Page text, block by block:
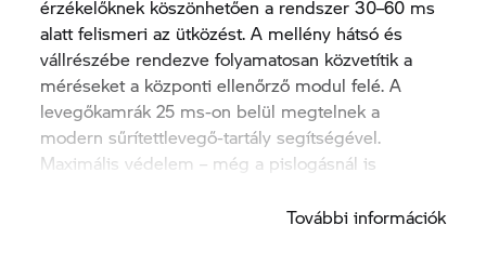
érzékelőknek köszönhetően a rendszer 30–60 ms
alatt felismeri az ütközést. A mellény hátsó és
vállrészébe rendezve folyamatosan közvetítik a
méréseket a központi ellenőrző modul felé. A
levegőkamrák 25 ms-on belül megtelnek a
modern sűrítettlevegő-tartály segítségével.
Maximális védelem – még a pislogásnál is
További információk